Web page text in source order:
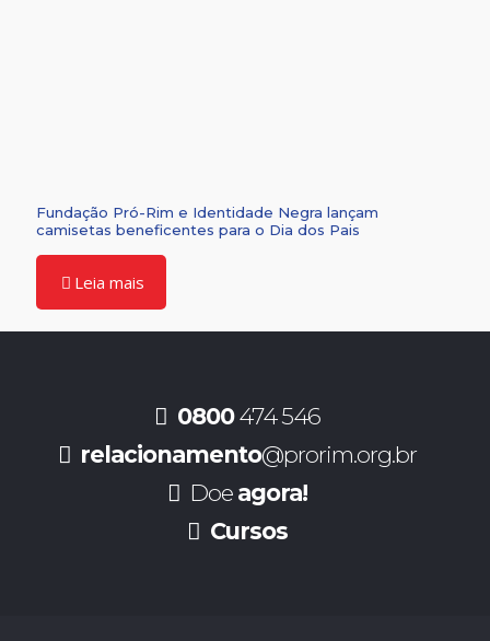
Fundação Pró-Rim e Identidade Negra lançam
camisetas beneficentes para o Dia dos Pais
Leia mais
0800474 546
relacionamento@prorim.org.br
Doe agora!
Cursos